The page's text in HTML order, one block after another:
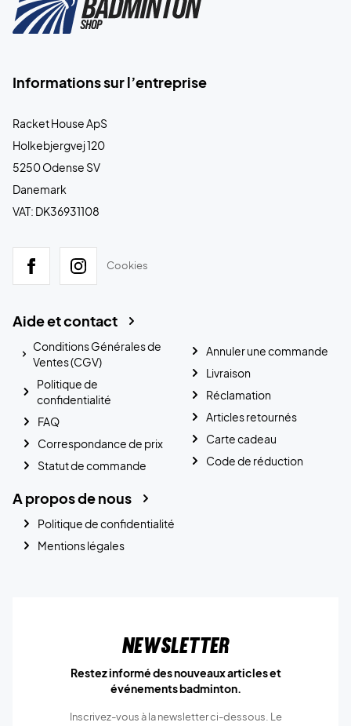
Informations sur l’entreprise
Racket House ApS
Holkebjergvej 120
5250 Odense SV
Danemark
VAT: DK36931108
Cookies
Aide et contact
Conditions Générales de
Ventes (CGV)
Politique de
confidentialité
FAQ
Correspondance de prix
Statut de commande
Annuler une commande
Livraison
Réclamation
Articles retournés
Carte cadeau
Code de réduction
A propos de nous
Politique de confidentialité
Mentions légales
Newsletter
Restez informé des nouveaux articles et
événements badminton.
Inscrivez-vous à la newsletter ci-dessous. Le